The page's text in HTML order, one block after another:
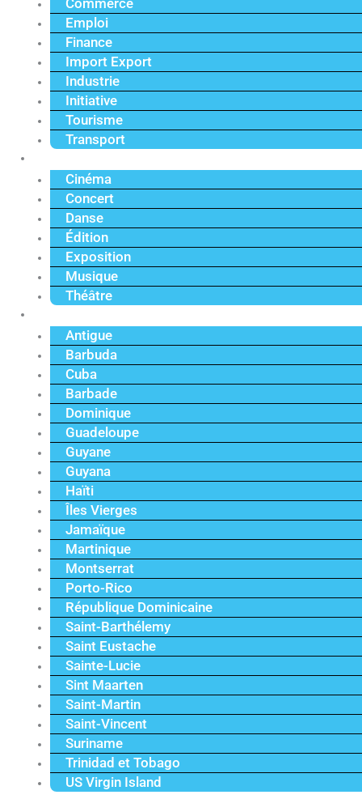
Commerce
Emploi
Finance
Import Export
Industrie
Initiative
Tourisme
Transport
Cinéma
Concert
Danse
Édition
Exposition
Musique
Théâtre
Antigue
Barbuda
Cuba
Barbade
Dominique
Guadeloupe
Guyane
Guyana
Haïti
Îles Vierges
Jamaïque
Martinique
Montserrat
Porto-Rico
République Dominicaine
Saint-Barthélemy
Saint Eustache
Sainte-Lucie
Sint Maarten
Saint-Martin
Saint-Vincent
Suriname
Trinidad et Tobago
US Virgin Island